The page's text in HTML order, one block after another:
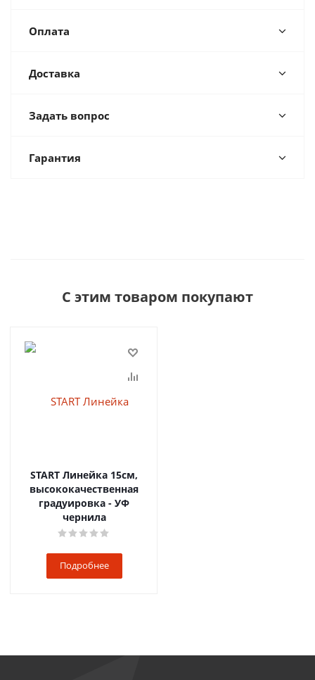
Оплата
Доставка
Задать вопрос
Гарантия
С этим товаром покупают
START Линейка 15см,
высококачественная
градуировка - УФ
чернила
Подробнее